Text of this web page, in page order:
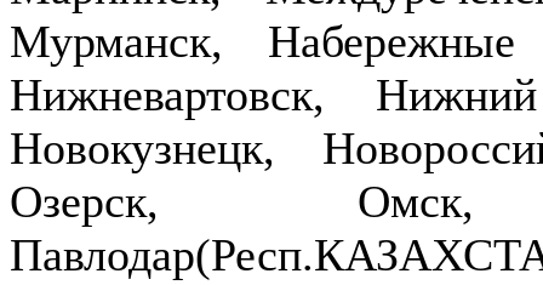
Мурманск,
Нижневартовск,
Новокузнецк,
Озерск,